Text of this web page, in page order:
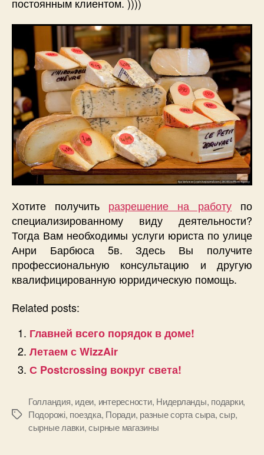
постоянным клиентом. ))))
Хотите получить разрешение на работу по
специализированному виду деятельности?
Тогда Вам необходимы услуги юриста по улице
Анри Барбюса 5в. Здесь Вы получите
профессиональную консультацию и другую
квалифицированную юрридическую помощь.
Related posts:
Главней всего порядок в доме!
Летаем с WizzAir
С Postcrossing вокруг света!
Позначки
Голландия, идеи, интересности, Нидерланды, подарки,
Подорожі, поездка, Поради, разные сорта сыра,сыр,
сырные лавки,сырные магазины